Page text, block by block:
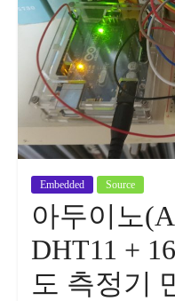
Embedded Source
아두이노
DHT11 +
도 측정기